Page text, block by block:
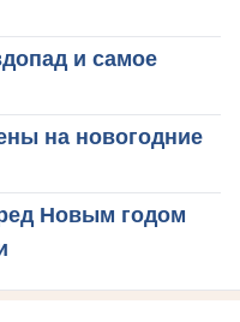
и самое
на новогодние
Новым годом